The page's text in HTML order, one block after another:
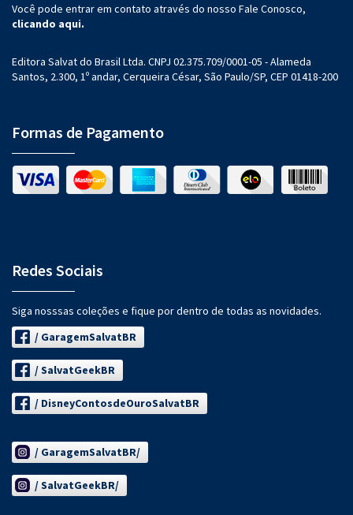
Você pode entrar em contato através do nosso Fale Conosco,
clicando aqui.
Editora Salvat do Brasil Ltda. CNPJ 02.375.709/0001-05 - Alameda
Santos, 2.300, 1º andar, Cerqueira César, São Paulo/SP, CEP 01418-200
Formas de Pagamento
Redes Sociais
Siga nosssas coleções e fique por dentro de todas as novidades.
/ GaragemSalvatBR
/ SalvatGeekBR
/ DisneyContosdeOuroSalvatBR
/ GaragemSalvatBR/
/ SalvatGeekBR/